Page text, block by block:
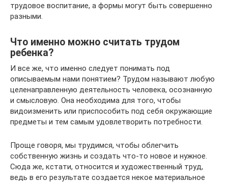
трудовое воспитание, а формы могут быть совершенно
разными.
Что именно можно считать трудом
ребенка?
И все же, что именно следует понимать под
описываемым нами понятием? Трудом называют любую
целенаправленную деятельность человека, осознанную
и смысловую. Она необходима для того, чтобы
видоизменить или приспособить под себя окружающие
предметы и тем самым удовлетворить потребности.
Проще говоря, мы трудимся, чтобы облегчить
собственную жизнь и создать что-то новое и нужное.
Сюда же, кстати, относится и художественный труд,
ведь в его результате создается некое материальное